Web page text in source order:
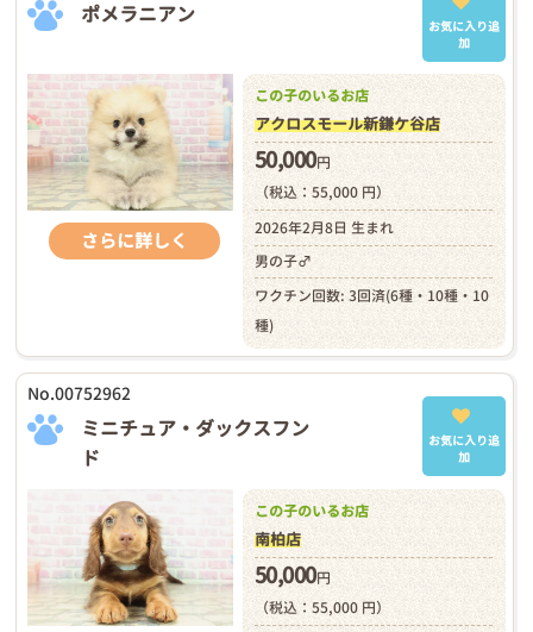
ポメラニアン
お気に入り追
加
さらに詳しく
この子のいるお店
アクロスモール新鎌ケ谷店
50,000円
（税込：55,000 円）
2026年2月8日 生まれ
男の子♂
ワクチン回数: 3回済(6種・10種・10
種)
No.00752962
ミニチュア・ダックスフン
ド
お気に入り追
加
この子のいるお店
南柏店
50,000円
（税込：55,000 円）